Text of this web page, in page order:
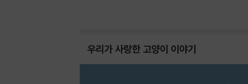
우리가 사랑한 고양이 이야기